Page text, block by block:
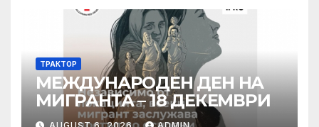
контрол
ТРАКТОР
МЕЖДУНАРОДЕН ДЕН НА
МИГРАНТА – 18 ДЕКЕМВРИ